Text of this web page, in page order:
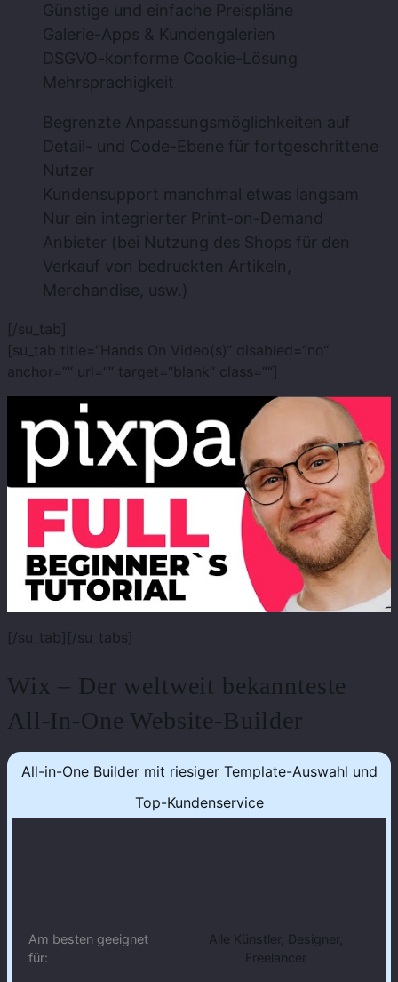
Günstige und einfache Preispläne
Galerie-Apps & Kundengalerien
DSGVO-konforme Cookie-Lösung
Mehrsprachigkeit
Begrenzte Anpassungsmöglichkeiten auf
Detail- und Code-Ebene für fortgeschrittene
Nutzer
Kundensupport manchmal etwas langsam
Nur ein integrierter Print-on-Demand
Anbieter (bei Nutzung des Shops für den
Verkauf von bedruckten Artikeln,
Merchandise, usw.)
[/su_tab]
[su_tab title=“Hands On Video(s)“ disabled=“no“
anchor=““ url=““ target=“blank“ class=““]
[/su_tab][/su_tabs]
Wix – Der weltweit bekannteste
All-In-One Website-Builder
All-in-One Builder mit riesiger Template-Auswahl und
Top-Kundenservice
Am besten geeignet
für:
Alle Künstler, Designer,
Freelancer